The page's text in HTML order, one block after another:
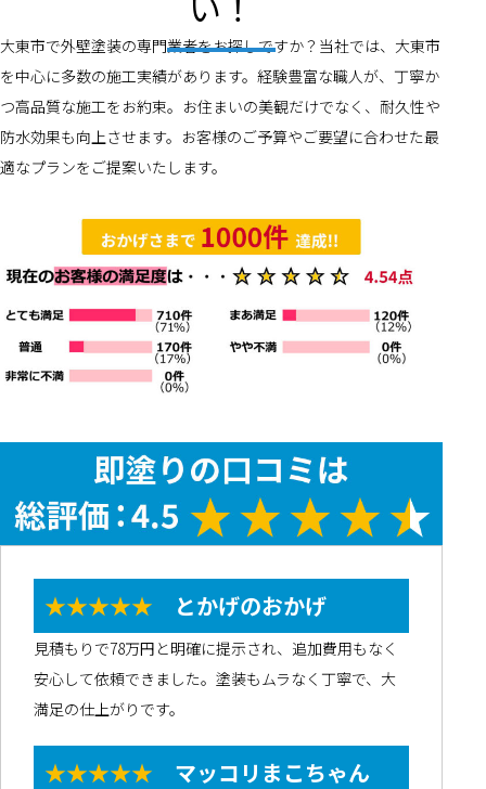
大東市で外壁塗装の専門業者をお探しですか？当社では、大東市
を中心に多数の施工実績があります。経験豊富な職人が、丁寧か
つ高品質な施工をお約束。お住まいの美観だけでなく、耐久性や
防水効果も向上させます。お客様のご予算やご要望に合わせた最
適なプランをご提案いたします。
★★★★★ とかげのおかげ
見積もりで78万円と明確に提示され、追加費用もなく
安心して依頼できました。塗装もムラなく丁寧で、大
満足の仕上がりです。
★★★★★ マッコリまこちゃん